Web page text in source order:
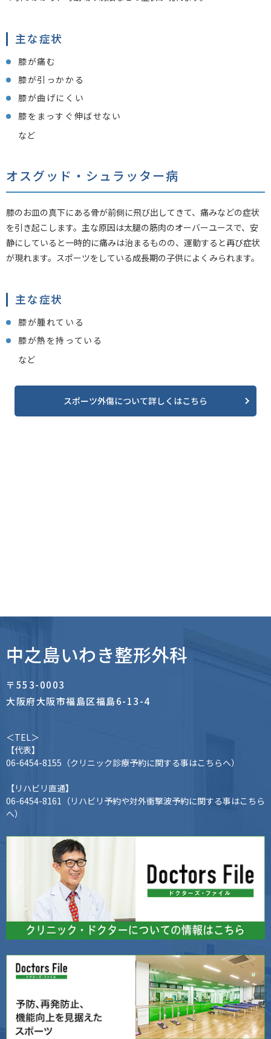
主な症状
膝が痛む
膝が引っかかる
膝が曲げにくい
膝をまっすぐ伸ばせない
など
オスグッド・シュラッター病
膝のお皿の真下にある骨が前側に飛び出してきて、痛みなどの症状
を引き起こします。主な原因は太腿の筋肉のオーバーユースで、安
静にしていると一時的に痛みは治まるものの、運動すると再び症状
が現れます。スポーツをしている成長期の子供によくみられます。
主な症状
膝が腫れている
膝が熱を持っている
など
スポーツ外傷について詳しくはこちら
中之島いわき整形外科
〒553-0003
大阪府大阪市福島区福島6-13-4
＜TEL＞
【代表】
06-6454-8155 （クリニック診療予約に関する事はこちらへ）
【リハビリ直通】
06-6454-8161 （リハビリ予約や対外衝撃波予約に関する事はこちら
へ）